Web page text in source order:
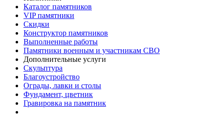
Каталог памятников
VIP памятники
Скидки
Конструктор памятников
Выполненные работы
Памятники военным и участникам СВО
Дополнительные услуги
Скульптура
Благоустройство
Ограды, лавки и столы
Фундамент, цветник
Гравировка на памятник